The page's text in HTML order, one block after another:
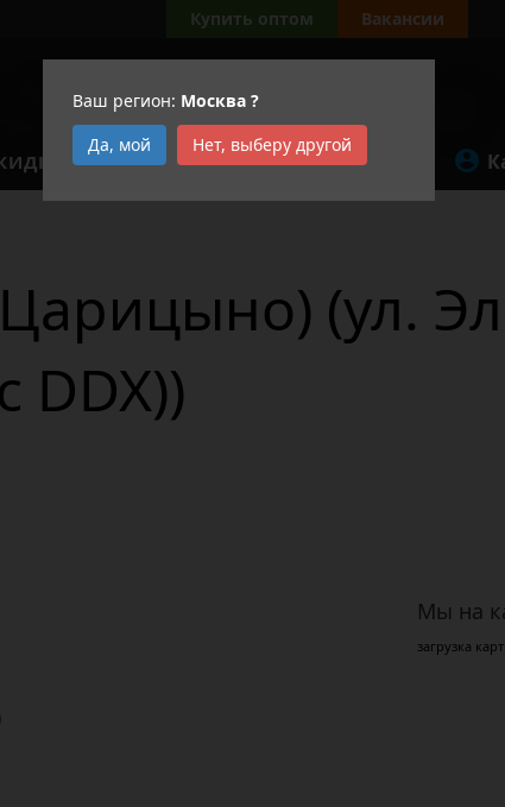
Ваш регион: Москва ?
Да, мой
Нет, выберу другой
Купить оптом Вакансии
АКЦИИ
(ул.
DDX))
Мы на
загрузка